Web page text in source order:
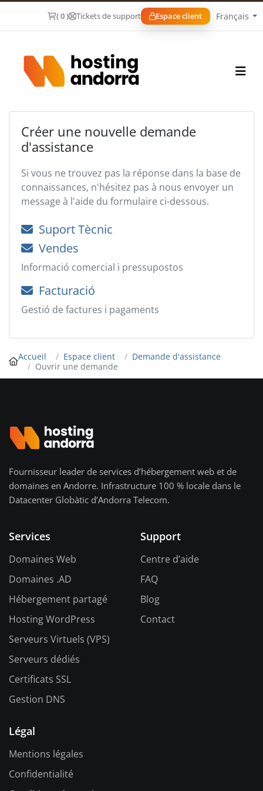
( 0 ) Tickets de support Espace client Français
Créer une nouvelle demande
d'assistance
Si vous ne trouvez pas la réponse dans la base de
connaissances, n'hésitez pas à nous envoyer un
message à l'aide du formulaire ci-dessous.
Suport Tècnic
Vendes
Informació comercial i pressupostos
Facturació
Gestió de factures i pagaments
Accueil Espace client
Demande d'assistance
Ouvrir une demande
Fournisseur leader de services d’hébergement web et de
domaines en Andorre. Infrastructure 100 % locale dans le
Datacenter Globàtic d’Andorra Telecom.
Services
Domaines Web
Domaines .AD
Hébergement partagé
Hosting WordPress
Serveurs Virtuels (VPS)
Serveurs dédiés
Certificats SSL
Gestion DNS
Support
Centre d’aide
FAQ
Blog
Contact
Légal
Mentions légales
Confidentialité